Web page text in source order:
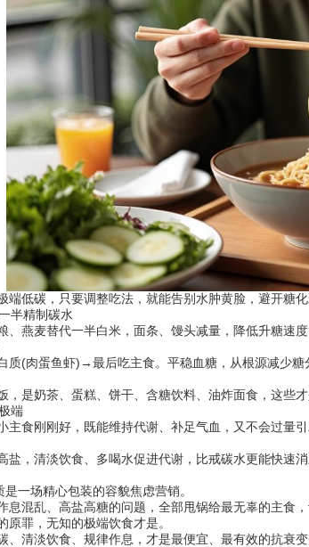
低碳，只要调整吃法，就能告别水肿黄脸，避开糖化
精制碳水
燕麦替代一半白米，面条、馒头减量，降低升糖速度
肉蛋鱼虾)→最后吃主食。平稳血糖，从根源减少糖
是奶茶、蛋糕、饼干、含糖饮料、油炸面食，这些才
端
食刚刚好，既能维持代谢、补足气血，又不会过量引
，清淡饮食、多喝水促进代谢，比戒碳水更能快速消
一场精心包装的容貌焦虑营销。
乱、高盐高糖的问题，全部甩锅给最无辜的主食，
罪，无知的极端饮食才是。
清淡饮食、规律作息，才是最便宜、最有效的抗衰变